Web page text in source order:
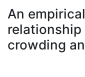
À propos
An
crowding